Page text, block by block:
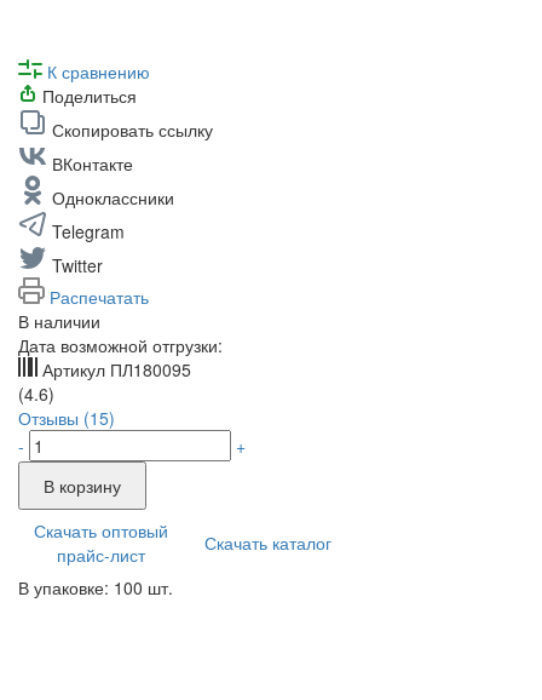
К сравнению
Поделиться
Скопировать ссылку
ВКонтакте
Одноклассники
Telegram
Twitter
Распечатать
В наличии
Дата возможной отгрузки:
Артикул ПЛ180095
(4.6)
Отзывы (15)
-
+
В корзину
Скачать оптовый
прайс-лист
Скачать каталог
В упаковке: 100 шт.